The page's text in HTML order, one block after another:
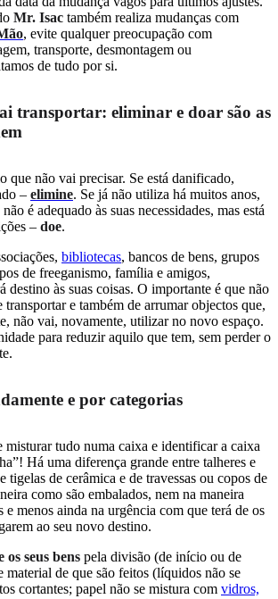
Mr. Isac também realiza mudanças com
, evite qualquer preocupação com
transporte, desmontagem ou
de tudo por si.
transportar: eliminar e doar são as
que não vai precisar. Se está danificado,
– elimine. Se já não utiliza há muitos anos,
é adequado às suas necessidades, mas está
– doe.
bibliotecas, bancos de bens, grupos
de freeganismo, família e amigos,
destino às suas coisas. O importante é que não
e também de arrumar objectos que,
não vai, novamente, utilizar no novo espaço.
para reduzir aquilo que tem, sem perder o
e por categorias
misturar tudo numa caixa e identificar a caixa
Há uma diferença grande entre talheres e
tigelas de cerâmica e de travessas ou copos de
como são embalados, nem na maneira
e menos ainda na urgência com que terá de os
ao seu novo destino.
os seus bens pela divisão (de início ou de
material de que são feitos (líquidos não se
cortantes; papel não se mistura com vidros,